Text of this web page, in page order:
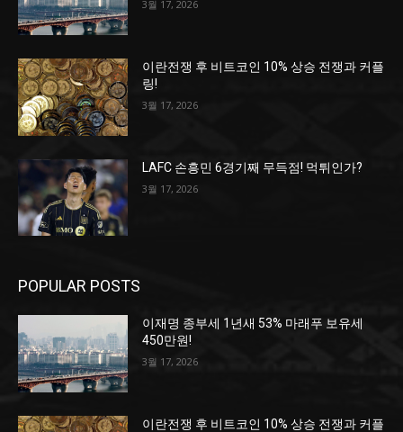
3월 17, 2026
이란전쟁 후 비트코인 10% 상승 전쟁과 커플
링!
3월 17, 2026
LAFC 손흥민 6경기째 무득점! 먹튀인가?
3월 17, 2026
POPULAR POSTS
이재명 종부세 1년새 53% 마래푸 보유세
450만원!
3월 17, 2026
이란전쟁 후 비트코인 10% 상승 전쟁과 커플